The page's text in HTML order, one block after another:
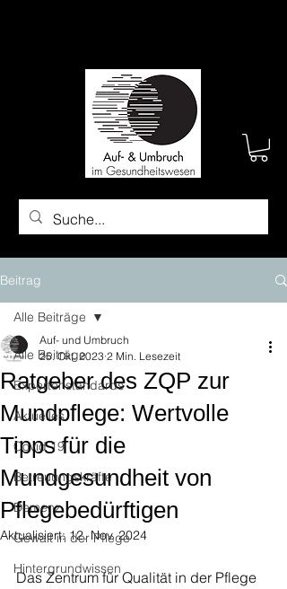
Beitrag
Alle Beiträge
Expertenstandards
Aktuelles
Covid 19
Betreuungskräfte
Demenz
Gewalt in der Pflege
Hintergrundwissen
Alle Beiträge
Ratgeber des ZQP zur
Mundpflege: Wertvolle
Tipps für die
Mundgesundheit von
Pflegebedürftigen
Auf- und Umbruch
25. Okt. 2023 2 Min. Lesezeit
Aktualisiert: 12. Nov. 2024
Das Zentrum für Qualität in der Pflege